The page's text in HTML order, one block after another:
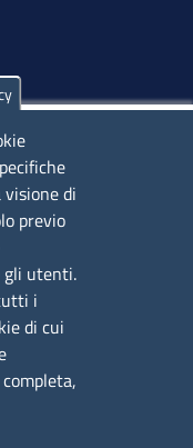
16,00
e
di
previo
gli utenti.
i
di cui